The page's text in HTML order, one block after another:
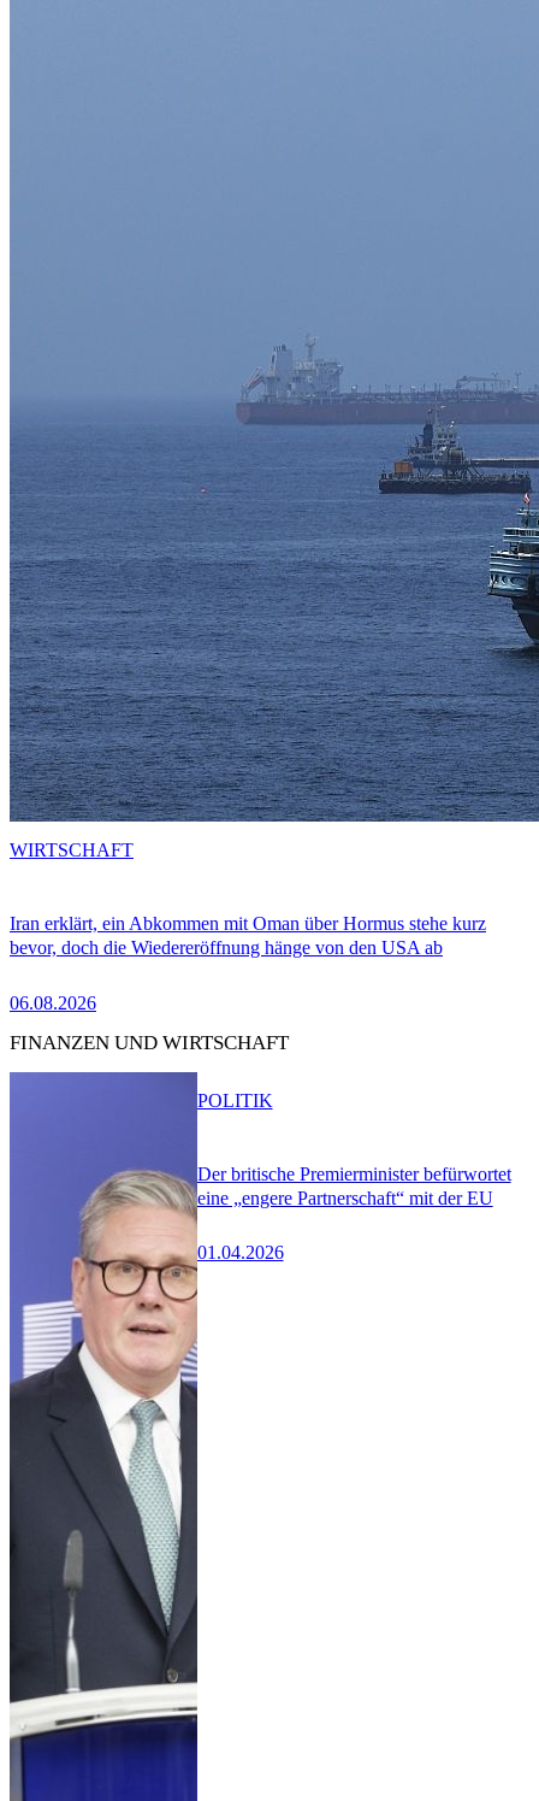
Iran erklärt, ein Abkommen mit Oman über Hormus stehe kurz
bevor, doch die Wiedereröffnung hänge von den USA ab
06.08.2026
WIRTSCHAFT
FINANZEN UND WIRTSCHAFT
Der britische Premierminister befürwortet
eine „engere Partnerschaft“ mit der EU
01.04.2026
POLITIK